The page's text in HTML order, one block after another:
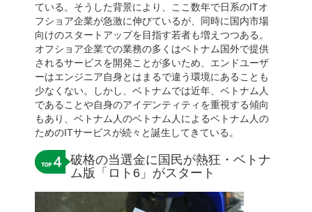
ている。そうした背景により、ここ数年で日系のITオ
フショア企業が急激に伸びているが、同時に国内市場
向けのスタートアップを目指す若者も増えつつある。
オフショア企業での業務の多くはベトナム国外で提供
されるサービスを開発ことが多いため、エンドユーザ
ーはエンジニア自身とはまるで違う環境にあることも
少なくない。しかし、ベトナムでは近年、ベトナム人
であることや自身のアイデンティティを重視する傾向
もあり、ベトナム人のベトナム人によるベトナム人の
ためのITサービスが続々と誕生してきている。
破格の当選金に国民が熱狂・ベトナ
ム版「ロト6」がスタート